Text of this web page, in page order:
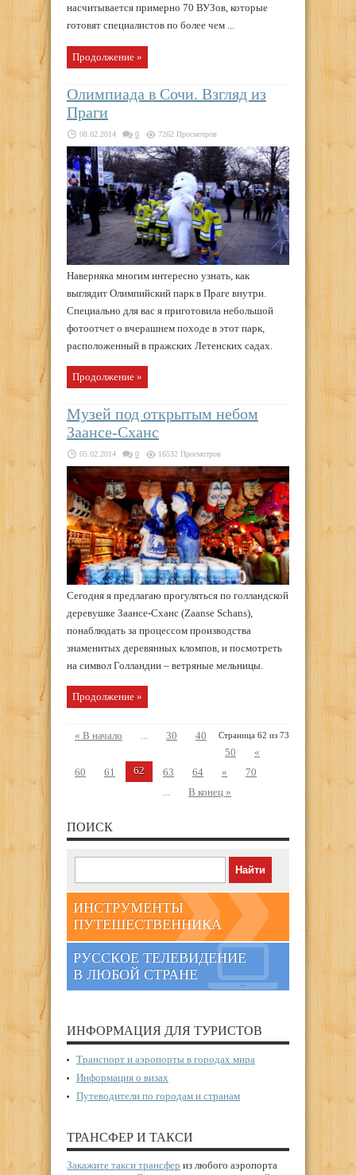
насчитывается примерно 70 ВУЗов, которые
готовят специалистов по более чем ...
Продолжение »
Олимпиада в Сочи. Взгляд из
Праги
08.02.2014 0 7262 Просмотров
Наверняка многим интересно узнать, как
выглядит Олимпийский парк в Праге внутри.
Специально для вас я приготовила небольшой
фотоотчет о вчерашнем походе в этот парк,
расположенный в пражских Летенских садах.
Продолжение »
Музей под открытым небом
Заансе-Сханс
05.02.2014 0 16532 Просмотров
Сегодня я предлагаю прогуляться по голландской
деревушке Заансе-Сханс (Zaanse Schans),
понаблюдать за процессом производства
знаменитых деревянных кломпов, и посмотреть
на символ Голландии – ветряные мельницы.
Продолжение »
Страница 62 из 73
« В начало ... 30
40
50
«
60
61 62 63 64 »
70
...
В конец »
ПОИСК
ИНСТРУМЕНТЫ
ПУТЕШЕСТВЕННИКА
РУССКОЕ ТЕЛЕВИДЕНИЕ
В ЛЮБОЙ СТРАНЕ
ИНФОРМАЦИЯ ДЛЯ ТУРИСТОВ
Транспорт и аэропорты в городах мира
Информация о визах
Путеводители по городам и странам
ТРАНСФЕР И ТАКСИ
Закажите такси трансфер из любого аэропорта